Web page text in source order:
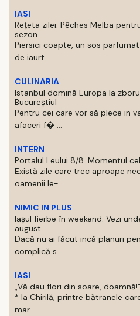
IASI
Rețeta zilei: Pêches Melba
sezon
Piersici coapte, un sos
de iaurt ...
CULINARIA
Istanbul domină Europa la
Bucureștiul
Pentru cei care vor să plece in
afaceri f� ...
INTERN
Portalul Leului 8/8. Momentul
Există zile care trec aproape
oamenii le- ...
NIMIC IN PLUS
Iașul fierbe în weekend. Vezi
august
Dacă nu ai făcut incă planuri
complică s ...
IASI
„Vă dau flori din soare, doamnă!”
* la Chirilă, printre bătranele
mar ...